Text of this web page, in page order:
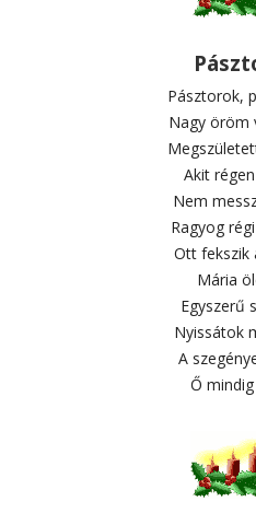
Pásztorok,
Nagy öröm
Akit
Nem
Ragyog
Ott fekszik
Mária
Egyszerű
Nyissátok
A
Ő